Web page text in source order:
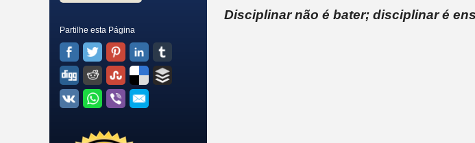
Partilhe esta Página
Disciplinarnão é bater; disciplinar é